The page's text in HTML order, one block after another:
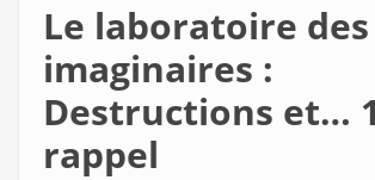
Le laboratoire des
imaginaires :
Destructions et…
rappel